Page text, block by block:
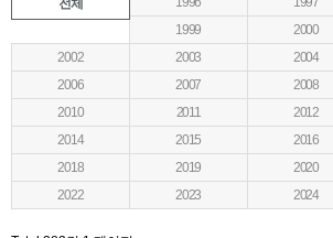
전체
1999
2000
2002
2003 2004
2006
2007 2008
2010
2011 2012
2014
2015 2016
2018
2019 2020
2022
2023 2024